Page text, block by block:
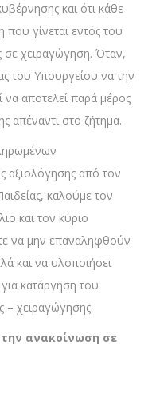
και ότι κάθε
που γίνεται εντός του
σε χειραγώγηση. Όταν,
του Υπουργείου να την
να αποτελεί παρά μέρος
απέναντι στο ζήτημα.
αξιολόγησης από τον
καλούμε τον
και τον κύριο
να μην επαναληφθούν
και να υλοποιήσει
κατάργηση του
– χειραγώγησης.
ανακοίνωση σε